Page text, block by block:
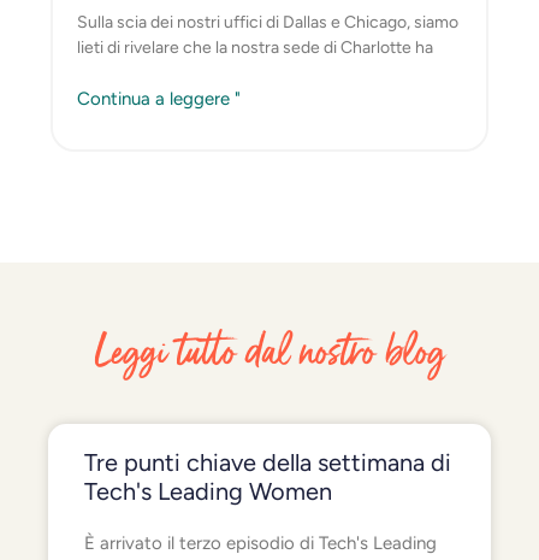
Sulla scia dei nostri uffici di Dallas e Chicago, siamo
lieti di rivelare che la nostra sede di Charlotte ha
Continua a leggere "
Leggi tutto dal nostro blog
Tre punti chiave della settimana di
Tech's Leading Women
È arrivato il terzo episodio di Tech's Leading